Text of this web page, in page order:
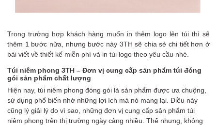
Trong trường hợp khách hàng muốn in thêm logo lên túi thì sẽ
thêm 1 bước nữa, nhưng bước này 3TH sẽ chia sẻ chi tiết hơn ở
bài viết về thiết kế miễn phí và in túi logo theo yêu cầu nhé.
Túi niêm phong 3TH – Đơn vị cung cấp sản phẩm túi đóng
gói sản phẩm chất lượng
Hiện nay, túi niêm phong đóng gói là sản phẩm được ưa chuộng,
sử dụng phổ biến nhờ những lợi ích mà nó mang lại. Điều này
cũng lý giải lý do vì sao, những đơn vị cung cấp sản phẩm túi
niêm phong trên thị trường ngày càng nhiều. Thế nhưng, không